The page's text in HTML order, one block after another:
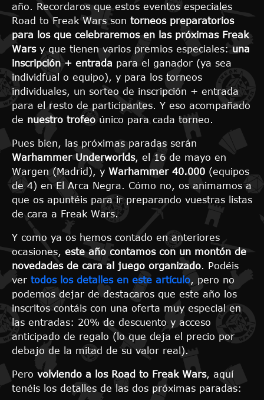
año. Recordaros que estos eventos especiales
Road to Freak Wars son torneos preparatorios
para los que celebraremos en las próximas Freak
Wars y que tienen varios premios especiales:una
inscripción + entrada para el ganador (ya sea
individfual o equipo), y para los torneos
individuales, un sorteo de inscripción + entrada
para el resto de participantes. Y eso acompañado
de nuestro trofeoúnico para cada torneo.
Pues bien, las próximas paradas serán
Warhammer Underworlds, el 16 de mayo en
Wargen (Madrid), y Warhammer 40.000 (equipos
de 4) en El Arca Negra. Cómo no, os animamos a
que os apuntéis para ir preparando vuestras listas
de cara a Freak Wars.
Y como ya os hemos contado en anteriores
ocasiones, este año contamos con un montón de
novedades de cara al juego organizado. Podéis
ver todos los detalles en este artículo, pero no
podemos dejar de destacaros que este año los
inscritos contáis con una oferta muy especial en
las entradas: 20% de descuento y acceso
anticipado de regalo (lo que deja el precio por
debajo de la mitad de su valor real).
Pero volviendo a los Road to Freak Wars, aquí
tenéis los detalles de las dos próximas paradas: